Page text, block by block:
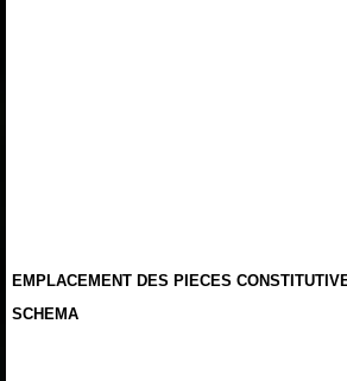
EMPLACEMENT DES PIECES
SCHEMA